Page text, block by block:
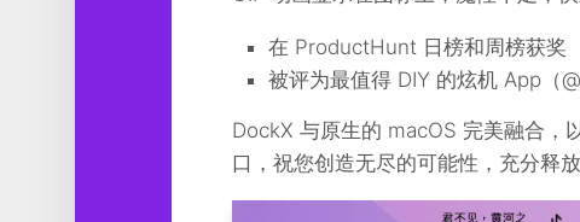
在 ProductHunt 日榜和周榜获奖
被评为最值得 DIY 的炫机 App（
DockX 与原生的 macOS 完美融合，
口，祝您创造无尽的可能性，充分释放